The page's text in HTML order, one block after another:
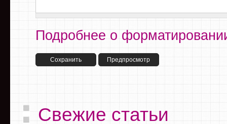
Подробнее о
Свежие статьи